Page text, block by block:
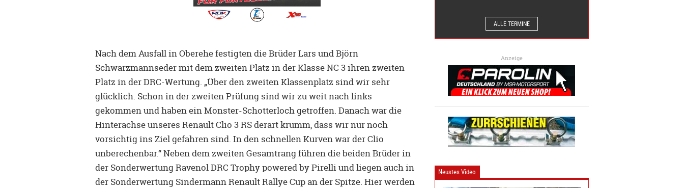
Nach dem Ausfall in Oberehe festigten die Brüder Lars und Björn
Schwarzmannseder mit dem zweiten Platz in der Klasse NC 3 ihren zweiten
Platz in der DRC-Wertung. „Über den zweiten Klassenplatz sind wir sehr
glücklich. Schon in der zweiten Prüfung sind wir zu weit nach links
gekommen und haben ein Monster-Schotterloch getroffen. Danach war die
Hinterachse unseres Renault Clio 3 RS derart krumm, dass wir nur noch
vorsichtig ins Ziel gefahren sind. In den schnellen Kurven war der Clio
unberechenbar.“ Neben dem zweiten Gesamtrang führen die beiden Brüder in
der Sonderwertung Ravenol DRC Trophy powered by Pirelli und liegen auch in
der Sonderwertung Sindermann Renault Rallye Cup an der Spitze. Hier werden
ALLE TERMINE
Anzeige
Neustes Video